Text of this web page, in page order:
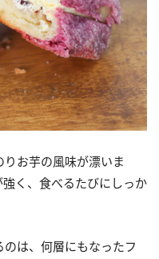
お芋の風味が漂いま
く、食べるたびにしっか
は、何層にもなったフ